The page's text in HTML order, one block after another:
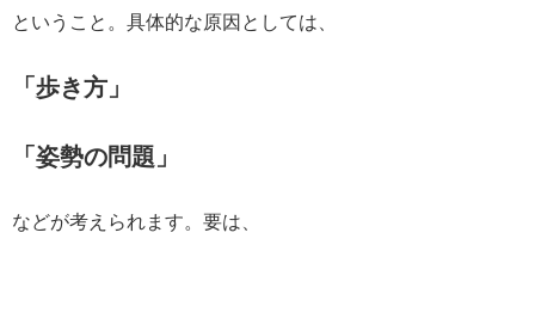
ということ。具体的な原因としては、
「歩き方」
「姿勢の問題」
などが考えられます。要は、